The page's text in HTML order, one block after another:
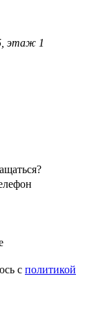
этаж 1
с политикой